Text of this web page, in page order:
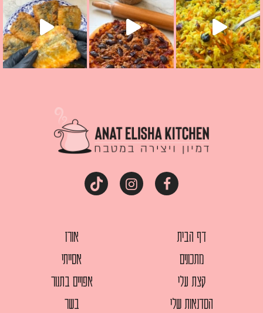
דף הבית
מתכונים
קצת עלי
הסדנאות שלי
אורז
אסייתי
אפויים בתנור
בשר